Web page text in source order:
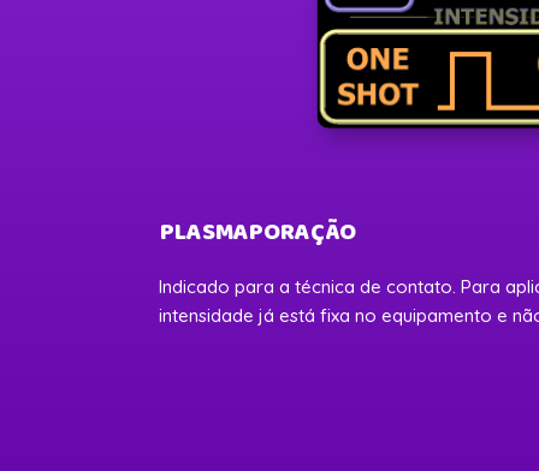
PLASMAPORAÇÃO
Indicado para a técnica de contato. Para
intensidade já está fixa no equipamento e